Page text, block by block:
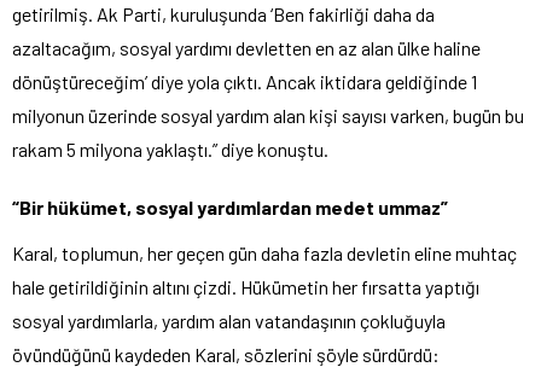
getirilmiş. Ak Parti, kuruluşunda ‘Ben fakirliği daha da
azaltacağım, sosyal yardımı devletten en az alan ülke haline
dönüştüreceğim’ diye yola çıktı. Ancak iktidara geldiğinde 1
milyonun üzerinde sosyal yardım alan kişi sayısı varken, bugün bu
rakam 5 milyona yaklaştı.” diye konuştu.
“Bir hükümet, sosyal yardımlardan medet ummaz”
Karal, toplumun, her geçen gün daha fazla devletin eline muhtaç
hale getirildiğinin altını çizdi. Hükümetin her fırsatta yaptığı
sosyal yardımlarla, yardım alan vatandaşının çokluğuyla
övündüğünü kaydeden Karal, sözlerini şöyle sürdürdü: